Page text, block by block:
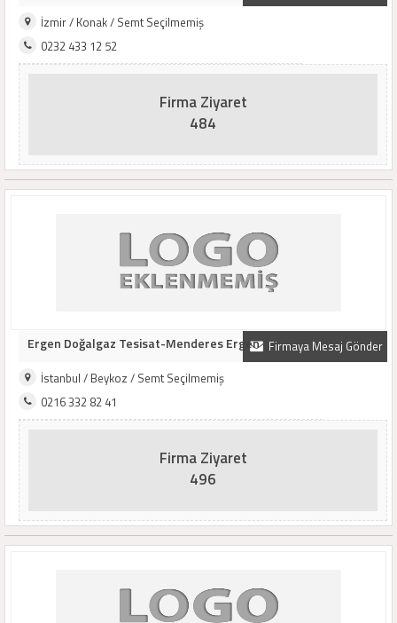
İzmir / Konak / Semt Seçilmemiş
0232 433 12 52
Firma Ziyaret
484
Firmaya Mesaj Gönder
Ergen Doğalgaz Tesisat-Menderes Ergen
İstanbul / Beykoz / Semt Seçilmemiş
0216 332 82 41
Firma Ziyaret
496